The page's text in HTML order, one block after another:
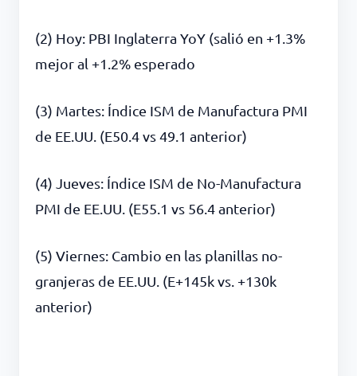
(2) Hoy: PBI Inglaterra YoY (salió en +1.3%
mejor al +1.2% esperado
(3) Martes: Índice ISM de Manufactura PMI
de EE.UU. (E50.4 vs 49.1 anterior)
(4) Jueves: Índice ISM de No-Manufactura
PMI de EE.UU. (E55.1 vs 56.4 anterior)
(5) Viernes: Cambio en las planillas no-
granjeras de EE.UU. (E+145k vs. +130k
anterior)